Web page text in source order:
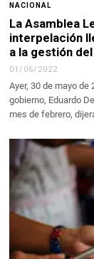
NACIONAL
La Asamblea
interpelación
a la gestión
01/06/2022
Ayer, 30 de mayo
gobierno, Eduardo
mes de febrero,